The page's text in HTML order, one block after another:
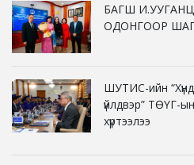
БАГШ
ОДОНГООР
ШУТИС-ийн
үйлдвэр” ТӨҮГ-
хүртээлээ